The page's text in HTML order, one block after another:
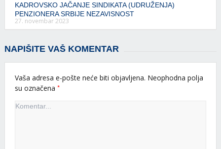
KADROVSKO JAČANJE SINDIKATA (UDRUŽENJA)
PENZIONERA SRBIJE NEZAVISNOST
27. novembar 2023
NAPIŠITE VAŠ KOMENTAR
Vaša adresa e-pošte neće biti objavljena. Neophodna polja
su označena *